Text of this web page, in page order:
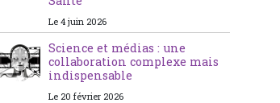
Le 4 juin 2026
Science et médias : une
collaboration complexe mais
indispensable
Le 20 février 2026